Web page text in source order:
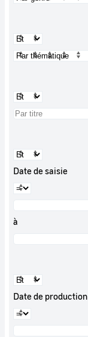
Date de saisie
à
Date de production